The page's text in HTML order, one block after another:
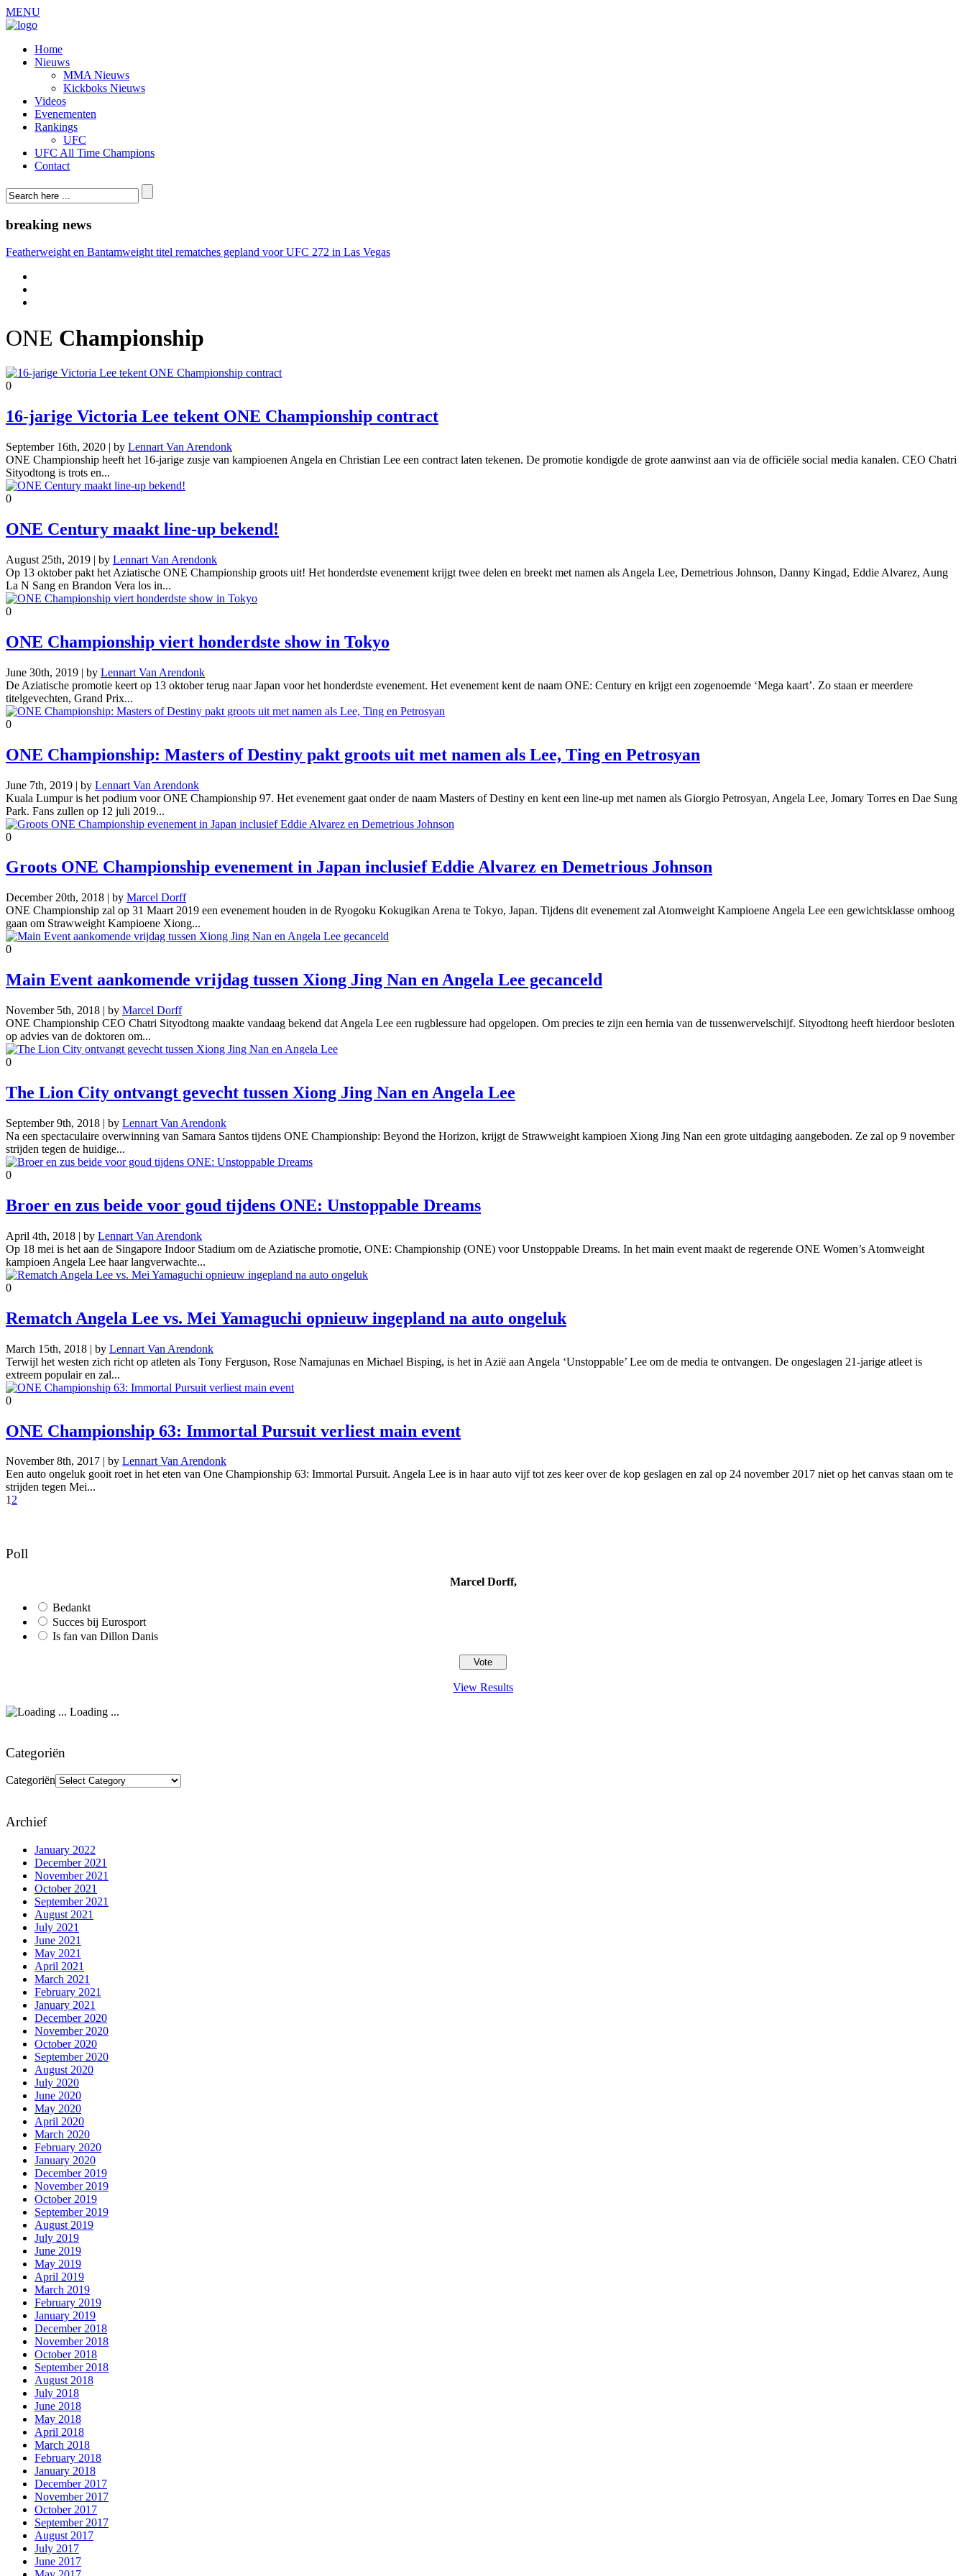
MENU
Home
Nieuws
MMA Nieuws
Kickboks Nieuws
Videos
Evenementen
Rankings
UFC
UFC All Time Champions
Contact
breaking news
Featherweight en Bantamweight titel rematches gepland voor UFC 272 in Las Vegas
ONE Championship
0
16-jarige Victoria Lee tekent ONE Championship contract
September 16th, 2020 | by Lennart Van Arendonk
ONE Championship heeft het 16-jarige zusje van kampioenen Angela en Christian Lee een contract laten tekenen. De promotie kondigde de grote aanwinst aan via de officiële social media kanalen. CEO Chatri
Sityodtong is trots en...
0
ONE Century maakt line-up bekend!
August 25th, 2019 | by Lennart Van Arendonk
Op 13 oktober pakt het Aziatische ONE Championship groots uit! Het honderdste evenement krijgt twee delen en breekt met namen als Angela Lee, Demetrious Johnson, Danny Kingad, Eddie Alvarez, Aung
La N Sang en Brandon Vera los in...
0
ONE Championship viert honderdste show in Tokyo
June 30th, 2019 | by Lennart Van Arendonk
De Aziatische promotie keert op 13 oktober terug naar Japan voor het honderdste evenement. Het evenement kent de naam ONE: Century en krijgt een zogenoemde ‘Mega kaart’. Zo staan er meerdere
titelgevechten, Grand Prix...
0
ONE Championship: Masters of Destiny pakt groots uit met namen als Lee, Ting en Petrosyan
June 7th, 2019 | by Lennart Van Arendonk
Kuala Lumpur is het podium voor ONE Championship 97. Het evenement gaat onder de naam Masters of Destiny en kent een line-up met namen als Giorgio Petrosyan, Angela Lee, Jomary Torres en Dae Sung
Park. Fans zullen op 12 juli 2019...
0
Groots ONE Championship evenement in Japan inclusief Eddie Alvarez en Demetrious Johnson
December 20th, 2018 | by Marcel Dorff
ONE Championship zal op 31 Maart 2019 een evenement houden in de Ryogoku Kokugikan Arena te Tokyo, Japan. Tijdens dit evenement zal Atomweight Kampioene Angela Lee een gewichtsklasse omhoog
gaan om Strawweight Kampioene Xiong...
0
Main Event aankomende vrijdag tussen Xiong Jing Nan en Angela Lee gecanceld
November 5th, 2018 | by Marcel Dorff
ONE Championship CEO Chatri Sityodtong maakte vandaag bekend dat Angela Lee een rugblessure had opgelopen. Om precies te zijn een hernia van de tussenwervelschijf. Sityodtong heeft hierdoor besloten
op advies van de doktoren om...
0
The Lion City ontvangt gevecht tussen Xiong Jing Nan en Angela Lee
September 9th, 2018 | by Lennart Van Arendonk
Na een spectaculaire overwinning van Samara Santos tijdens ONE Championship: Beyond the Horizon, krijgt de Strawweight kampioen Xiong Jing Nan een grote uitdaging aangeboden. Ze zal op 9 november
strijden tegen de huidige...
0
Broer en zus beide voor goud tijdens ONE: Unstoppable Dreams
April 4th, 2018 | by Lennart Van Arendonk
Op 18 mei is het aan de Singapore Indoor Stadium om de Aziatische promotie, ONE: Championship (ONE) voor Unstoppable Dreams. In het main event maakt de regerende ONE Women’s Atomweight
kampioen Angela Lee haar langverwachte...
0
Rematch Angela Lee vs. Mei Yamaguchi opnieuw ingepland na auto ongeluk
March 15th, 2018 | by Lennart Van Arendonk
Terwijl het westen zich richt op atleten als Tony Ferguson, Rose Namajunas en Michael Bisping, is het in Azië aan Angela ‘Unstoppable’ Lee om de media te ontvangen. De ongeslagen 21-jarige atleet is
extreem populair en zal...
0
ONE Championship 63: Immortal Pursuit verliest main event
November 8th, 2017 | by Lennart Van Arendonk
Een auto ongeluk gooit roet in het eten van One Championship 63: Immortal Pursuit. Angela Lee is in haar auto vijf tot zes keer over de kop geslagen en zal op 24 november 2017 niet op het canvas staan om te
strijden tegen Mei...
12
Poll
Marcel Dorff,
Bedankt
Succes bij Eurosport
Is fan van Dillon Danis
View Results
Loading ...
Categoriën
Categoriën
Archief
January 2022
December 2021
November 2021
October 2021
September 2021
August 2021
July 2021
June 2021
May 2021
April 2021
March 2021
February 2021
January 2021
December 2020
November 2020
October 2020
September 2020
August 2020
July 2020
June 2020
May 2020
April 2020
March 2020
February 2020
January 2020
December 2019
November 2019
October 2019
September 2019
August 2019
July 2019
June 2019
May 2019
April 2019
March 2019
February 2019
January 2019
December 2018
November 2018
October 2018
September 2018
August 2018
July 2018
June 2018
May 2018
April 2018
March 2018
February 2018
January 2018
December 2017
November 2017
October 2017
September 2017
August 2017
July 2017
June 2017